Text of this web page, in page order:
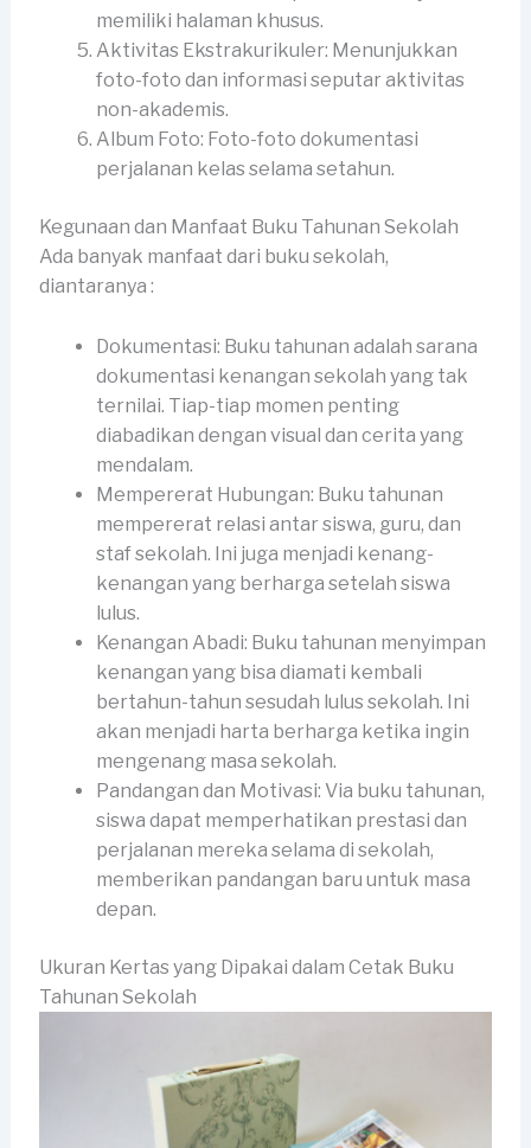
memiliki halaman khusus.
Aktivitas Ekstrakurikuler: Menunjukkan
foto-foto dan informasi seputar aktivitas
non-akademis.
Album Foto: Foto-foto dokumentasi
perjalanan kelas selama setahun.
Kegunaan dan Manfaat Buku Tahunan Sekolah
Ada banyak manfaat dari buku sekolah,
diantaranya :
Dokumentasi: Buku tahunan adalah sarana
dokumentasi kenangan sekolah yang tak
ternilai. Tiap-tiap momen penting
diabadikan dengan visual dan cerita yang
mendalam.
Mempererat Hubungan: Buku tahunan
mempererat relasi antar siswa, guru, dan
staf sekolah. Ini juga menjadi kenang-
kenangan yang berharga setelah siswa
lulus.
Kenangan Abadi: Buku tahunan menyimpan
kenangan yang bisa diamati kembali
bertahun-tahun sesudah lulus sekolah. Ini
akan menjadi harta berharga ketika ingin
mengenang masa sekolah.
Pandangan dan Motivasi: Via buku tahunan,
siswa dapat memperhatikan prestasi dan
perjalanan mereka selama di sekolah,
memberikan pandangan baru untuk masa
depan.
Ukuran Kertas yang Dipakai dalam Cetak Buku
Tahunan Sekolah